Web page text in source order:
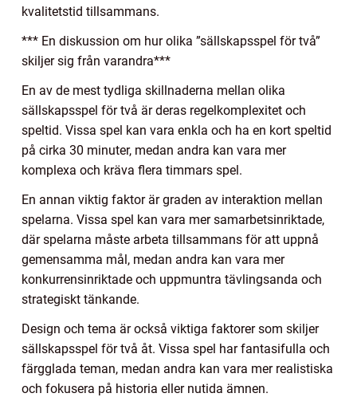
kvalitetstid tillsammans.
*** En diskussion om hur olika ”sällskapsspel för två”
skiljer sig från varandra***
En av de mest tydliga skillnaderna mellan olika
sällskapsspel för två är deras regelkomplexitet och
speltid. Vissa spel kan vara enkla och ha en kort speltid
på cirka 30 minuter, medan andra kan vara mer
komplexa och kräva flera timmars spel.
En annan viktig faktor är graden av interaktion mellan
spelarna. Vissa spel kan vara mer samarbetsinriktade,
där spelarna måste arbeta tillsammans för att uppnå
gemensamma mål, medan andra kan vara mer
konkurrensinriktade och uppmuntra tävlingsanda och
strategiskt tänkande.
Design och tema är också viktiga faktorer som skiljer
sällskapsspel för två åt. Vissa spel har fantasifulla och
färgglada teman, medan andra kan vara mer realistiska
och fokusera på historia eller nutida ämnen.